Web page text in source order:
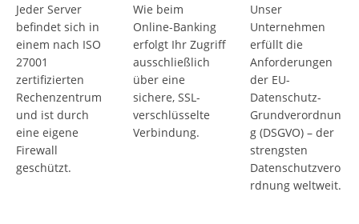
Jeder Server
befindet sich in
einem nach ISO
27001
zertifizierten
Rechenzentrum
und ist durch
eine eigene
Firewall
geschützt.
Wie beim
Online-Banking
erfolgt Ihr Zugriff
ausschließlich
über eine
sichere, SSL-
verschlüsselte
Verbindung.
Unser
Unternehmen
erfüllt die
Anforderungen
der EU-
Datenschutz-
Grundverordnun
g (DSGVO) – der
strengsten
Datenschutzvero
rdnung weltweit.